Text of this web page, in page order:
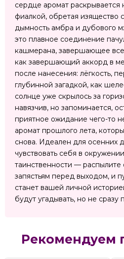
сердце аромат
фиалкой, обретая изящество
дымность амбра и дубового
это плавное соединение
кашмерана, завершающее все
как завершающий аккорд в
после нанесения: лёгкость,
глубинной загадкой, как
солнце уже скрылось за
навязчив, но запоминается,
приятное ожидание чего-то
аромат прошлого лета,
снова. Идеален для осенних
чувствовать себя в
таинственности —
запястьям перед выходом, и
станет вашей личной
будут угадывать, но не сразу
Рекомендуем